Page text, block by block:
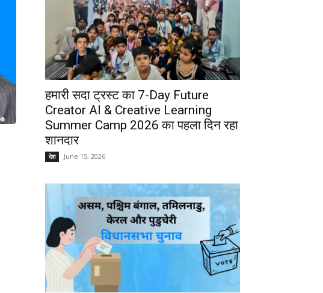
हमारी सदा ट्रस्ट का 7-Day Future
Creator AI & Creative Learning
Summer Camp 2026 का पहला दिन रहा
शानदार
देश June 15, 2026